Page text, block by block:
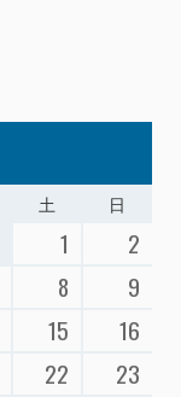
土 日
1
2
8
9
15
16
22
23